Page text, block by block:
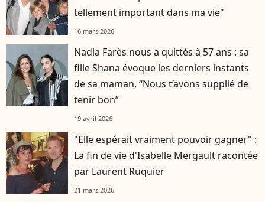
tellement important dans ma vie"
16 mars 2026
Nadia Farès nous a quittés à 57 ans : sa
fille Shana évoque les derniers instants
de sa maman, “Nous t’avons supplié de
tenir bon”
19 avril 2026
"Elle espérait vraiment pouvoir gagner" :
La fin de vie d'Isabelle Mergault racontée
par Laurent Ruquier
21 mars 2026